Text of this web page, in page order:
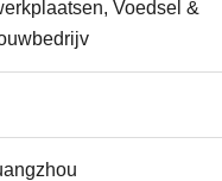
Voedsel &